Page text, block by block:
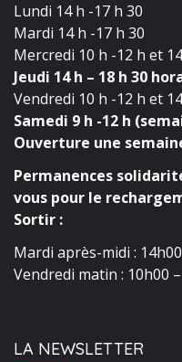
Lundi 14 h -17 h 30
Mardi 14 h -17 h 30
Mercredi 10 h -12 h et
Jeudi 14 h – 18 h 30
Vendredi 10 h -12 h et
Samedi 9 h -12 h
Ouverture une
Permanences
vous pour le
Sortir :
Mardi après-midi :
Vendredi matin : 10h00
LA NEWSLETTER